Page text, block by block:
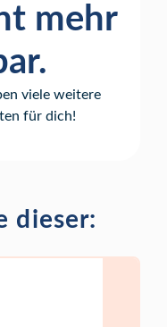
mehr
viele weitere
für dich!
dieser: